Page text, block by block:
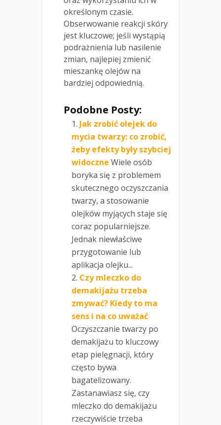
określonym czasie.
Obserwowanie reakcji skóry
jest kluczowe; jeśli wystąpią
podrażnienia lub nasilenie
zmian, najlepiej zmienić
mieszankę olejów na
bardziej odpowiednią.
Podobne Posty:
Jak zrobić olejek do
mycia twarzy: co zrobić,
żeby efekty były szybciej
widoczne Wiele osób
boryka się z problemem
skutecznego oczyszczania
twarzy, a stosowanie
olejków myjących staje się
coraz popularniejsze.
Jednak niewłaściwe
przygotowanie lub
aplikacja olejku...
Czy mleczko do
demakijażu trzeba
zmywać? Kiedy to ma
sens i na co uważać
Oczyszczanie twarzy po
demakijażu to kluczowy
etap pielęgnacji, który
często bywa
bagatelizowany.
Zastanawiasz się, czy
mleczko do demakijażu
rzeczywiście trzeba